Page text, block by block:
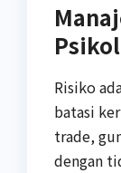
Risiko
batasi
trade,
dengan